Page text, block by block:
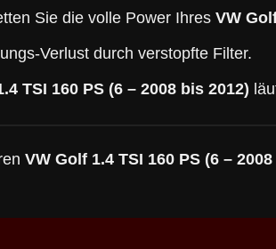
Sie die volle Power Ihres VW
Verlust durch verstopfte Filter.
TSI 160 PS (6 – 2008 bis 2012)
VW Golf 1.4 TSI 160 PS (6 –